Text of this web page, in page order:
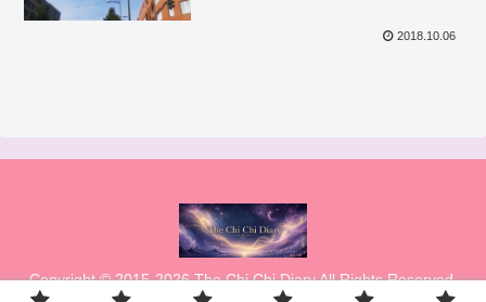
2018.10.06
Copyright © 2015-2026 The Chi Chi Diary All Rights Reserved.